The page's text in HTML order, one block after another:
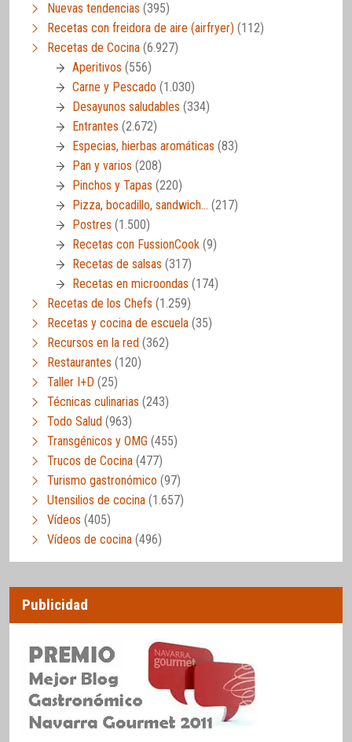
Nuevas tendencias (395)
Recetas con freidora de aire (airfryer) (112)
Recetas de Cocina (6.927)
Aperitivos (556)
Carne y Pescado (1.030)
Desayunos saludables (334)
Entrantes (2.672)
Especias, hierbas aromáticas (83)
Pan y varios (208)
Pinchos y Tapas (220)
Pizza, bocadillo, sandwich… (217)
Postres (1.500)
Recetas con FussionCook (9)
Recetas de salsas (317)
Recetas en microondas (174)
Recetas de los Chefs (1.259)
Recetas y cocina de escuela (35)
Recursos en la red (362)
Restaurantes (120)
Taller I+D (25)
Técnicas culinarias (243)
Todo Salud (963)
Transgénicos y OMG (455)
Trucos de Cocina (477)
Turismo gastronómico (97)
Utensilios de cocina (1.657)
Vídeos (405)
Vídeos de cocina (496)
Publicidad